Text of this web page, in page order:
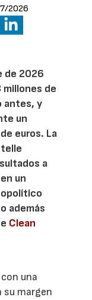
2026
de 2026
de
antes, y
un
euros. La
a
un
además
Clean
una
su margen